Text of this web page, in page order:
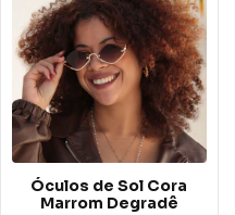
Óculos de Sol Cora
Marrom Degradê